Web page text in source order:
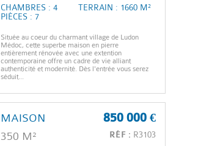
CHAMBRES : 4
TERRAIN : 1660 M²
PIÈCES : 7
Située au coeur du charmant village de Ludon
Médoc, cette superbe maison en pierre
entièrement rénovée avec une extention
contemporaine offre un cadre de vie alliant
authenticité et modernité. Dès l'entrée vous serez
séduit...
850 000 €
RÉF : R3103
MAISON
350 M²